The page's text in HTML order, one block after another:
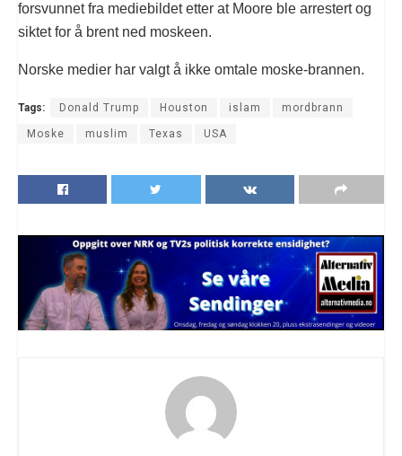
forsvunnet fra mediebildet etter at Moore ble arrestert og
siktet for å brent ned moskeen.
Norske medier har valgt å ikke omtale moske-brannen.
Tags: Donald Trump Houston islam mordbrann
Moske muslim Texas USA